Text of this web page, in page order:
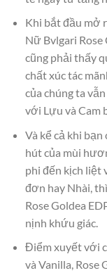
Khi bắt đầu mở
Nữ Bvlgari Rose
cũng phải thấy
chất xúc tác
của chúng ta
với Lựu và Cam
Và kể cả khi
hút của mùi
phi đến kịch liệt
đơn hay Nhài,
Rose Goldea
nịnh khứu giác.
Điểm xuyết với
và Vanilla, Rose